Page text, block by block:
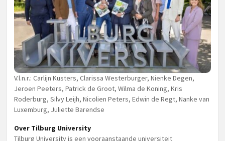
V.l.n.r.: Carlijn Kusters, Clarissa Westerburger, Nienke Degen,
Jeroen Peeters, Patrick de Groot, Wilma de Koning, Kris
Roderburg, Silvy Leijh, Nicolien Peters, Edwin de Regt, Nanke van
Luxemburg, Juliette Barendse
Over Tilburg University
Tilburg University is een vooraanstaande universiteit